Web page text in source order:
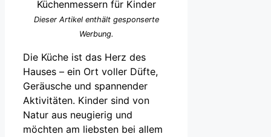
Dieser Artikel enthält gesponserte
Werbung.
Die Küche ist das Herz des
Hauses – ein Ort voller Düfte,
Geräusche und spannender
Aktivitäten. Kinder sind von
Natur aus neugierig und
möchten am liebsten bei allem